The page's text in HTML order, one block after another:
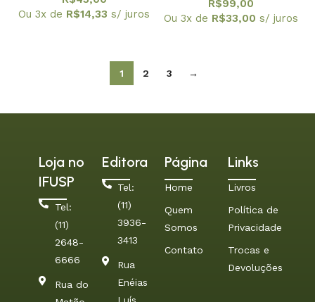
Ou 3x de R$14,33 s/ juros
fundamental
R$99,00
Ou 3x de R$33,00 s/ juros
1 2 3 →
Loja no
IFUSP
Tel:
(11)
2648-
6666
Rua do
Editora
Tel:
(11)
3936-
3413
Rua
Enéias
Luís
Página
Home
Quem
Somos
Contato
Links
Livros
Política de
Privacidade
Trocas e
Devoluções